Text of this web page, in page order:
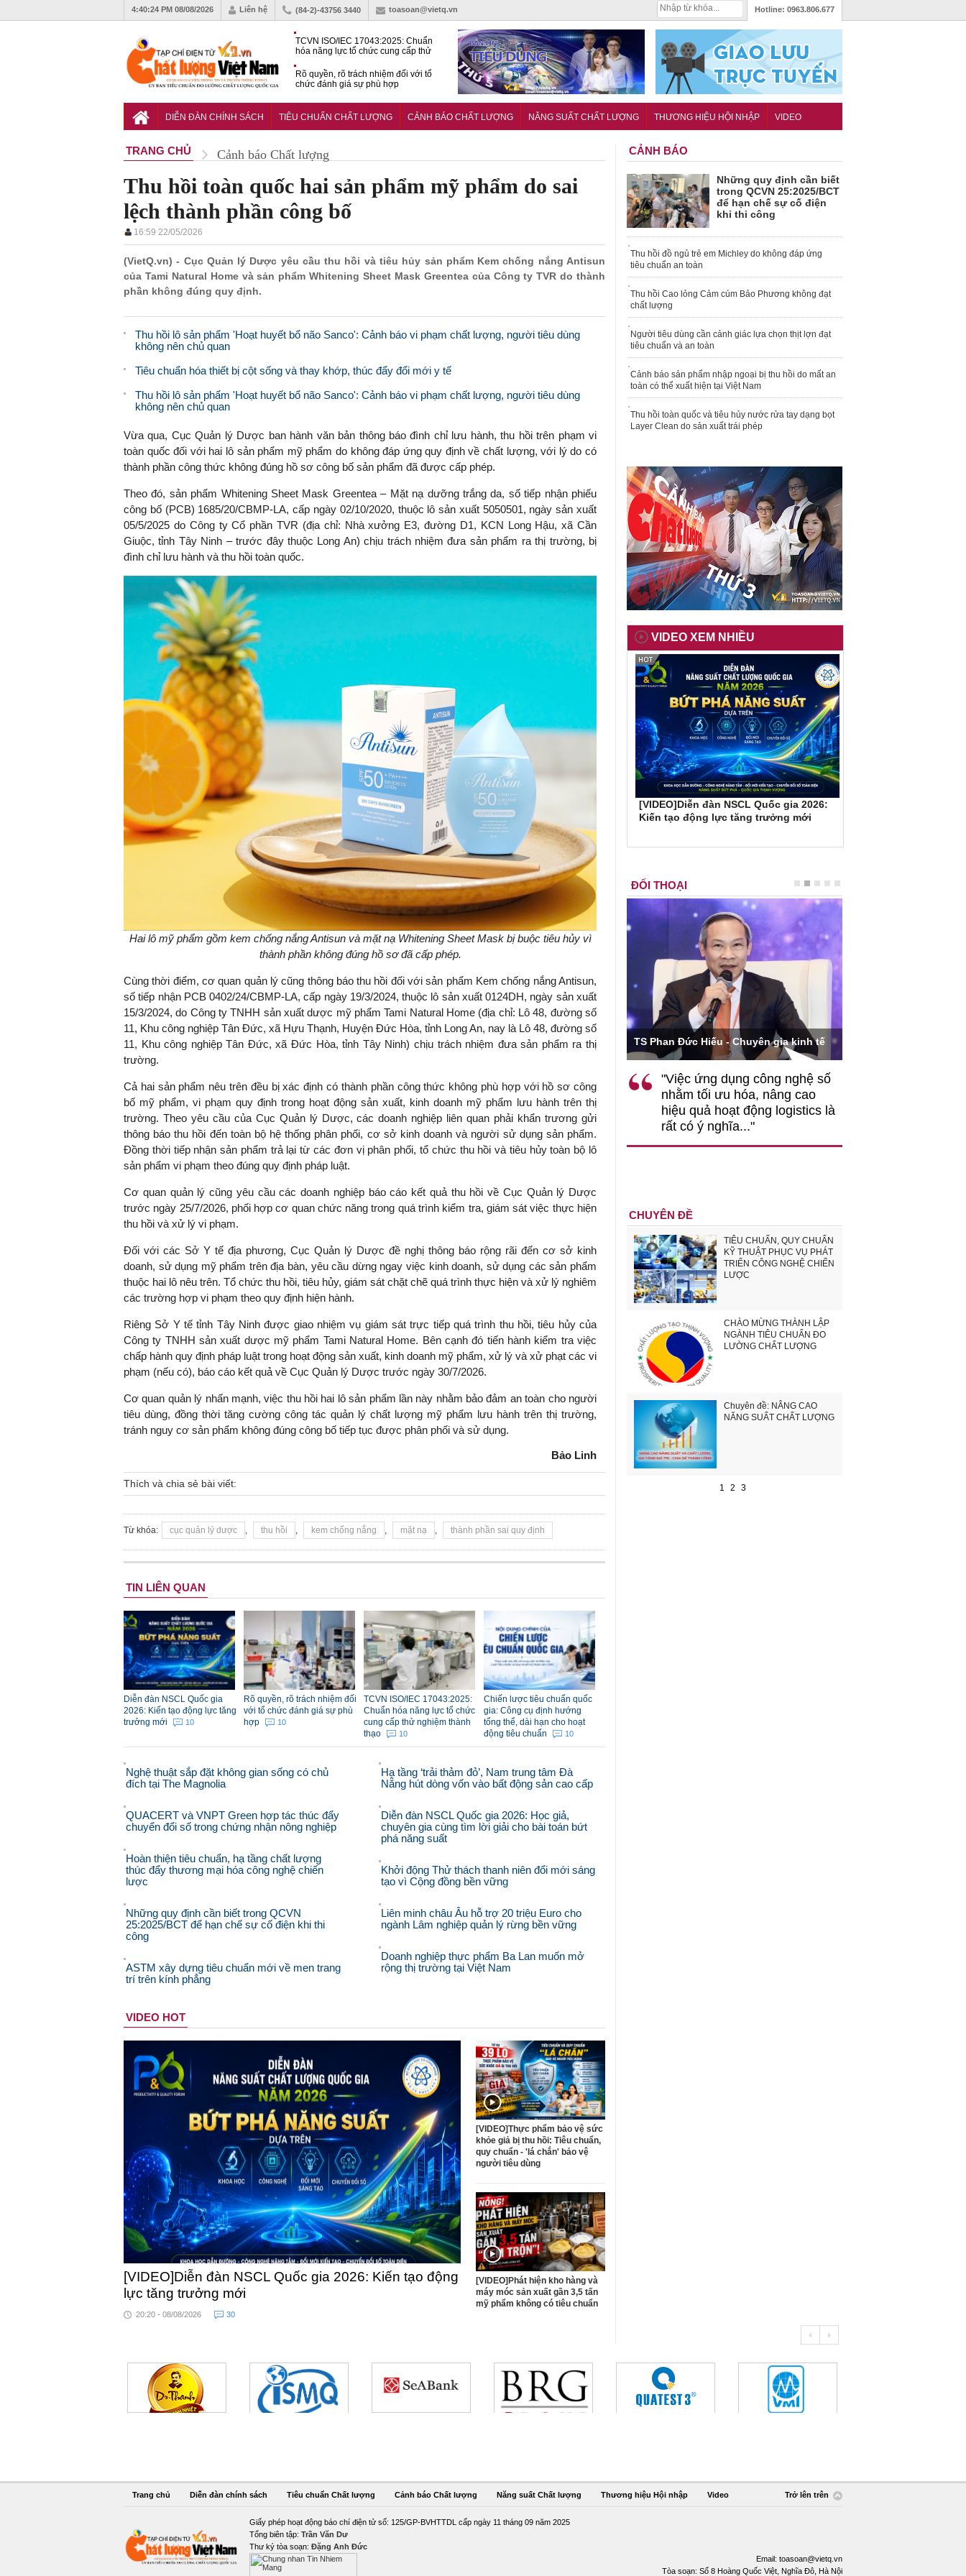
4:40:25 PM 08/08/2026 Liên hệ (84-2)-43756 3440 toasoan@vietq.vn Hotline: 0963.806.677
TCVN ISO/IEC 17043:2025: Chuẩn
hóa năng lực tổ chức cung cấp thử
Rõ quyền, rõ trách nhiệm đối với tổ
chức đánh giá sự phù hợp
Công cụ định hướng tổng thể, dài
DIỄN ĐÀN CHÍNH SÁCH TIÊU CHUẨN CHẤT LƯỢNG CẢNH BÁO CHẤT LƯỢNG NĂNG SUẤT CHẤT LƯỢNG THƯƠNG HIỆU HỘI NHẬP VIDEO
TRANG CHỦ Cảnh báo Chất lượng
Thu hồi toàn quốc hai sản phẩm mỹ phẩm do sai
lệch thành phần công bố
16:59 22/05/2026
(VietQ.vn) - Cục Quản lý Dược yêu cầu thu hồi và tiêu hủy sản phẩm Kem chống nắng Antisun
của Tami Natural Home và sản phẩm Whitening Sheet Mask Greentea của Công ty TVR do thành
phần không đúng quy định.
Thu hồi lô sản phẩm 'Hoạt huyết bổ não Sanco': Cảnh báo vi phạm chất lượng, người tiêu dùng
không nên chủ quan
Tiêu chuẩn hóa thiết bị cột sống và thay khớp, thúc đẩy đổi mới y tế
Thu hồi lô sản phẩm 'Hoạt huyết bổ não Sanco': Cảnh báo vi phạm chất lượng, người tiêu dùng
không nên chủ quan
Vừa qua, Cục Quản lý Dược ban hành văn bản thông báo đình chỉ lưu hành, thu hồi trên phạm vi
toàn quốc đối với hai lô sản phẩm mỹ phẩm do không đáp ứng quy định về chất lượng, với lý do có
thành phần công thức không đúng hồ sơ công bố sản phẩm đã được cấp phép.
Theo đó, sản phẩm Whitening Sheet Mask Greentea – Mặt nạ dưỡng trắng da, số tiếp nhận phiếu
công bố (PCB) 1685/20/CBMP-LA, cấp ngày 02/10/2020, thuộc lô sản xuất 5050501, ngày sản xuất
05/5/2025 do Công ty Cổ phần TVR (địa chỉ: Nhà xưởng E3, đường D1, KCN Long Hậu, xã Cần
Giuộc, tỉnh Tây Ninh – trước đây thuộc Long An) chịu trách nhiệm đưa sản phẩm ra thị trường, bị
đình chỉ lưu hành và thu hồi toàn quốc.
Hai lô mỹ phẩm gồm kem chống nắng Antisun và mặt nạ Whitening Sheet Mask bị buộc tiêu hủy vì
thành phần không đúng hồ sơ đã cấp phép.
Cùng thời điểm, cơ quan quản lý cũng thông báo thu hồi đối với sản phẩm Kem chống nắng Antisun,
số tiếp nhận PCB 0402/24/CBMP-LA, cấp ngày 19/3/2024, thuộc lô sản xuất 0124DH, ngày sản xuất
15/3/2024, do Công ty TNHH sản xuất dược mỹ phẩm Tami Natural Home (địa chỉ: Lô 48, đường số
11, Khu công nghiệp Tân Đức, xã Hựu Thạnh, Huyện Đức Hòa, tỉnh Long An, nay là Lô 48, đường số
11, Khu công nghiệp Tân Đức, xã Đức Hòa, tỉnh Tây Ninh) chịu trách nhiệm đưa sản phẩm ra thị
trường.
Cả hai sản phẩm nêu trên đều bị xác định có thành phần công thức không phù hợp với hồ sơ công
bố mỹ phẩm, vi phạm quy định trong hoạt động sản xuất, kinh doanh mỹ phẩm lưu hành trên thị
trường. Theo yêu cầu của Cục Quản lý Dược, các doanh nghiệp liên quan phải khẩn trương gửi
thông báo thu hồi đến toàn bộ hệ thống phân phối, cơ sở kinh doanh và người sử dụng sản phẩm.
Đồng thời tiếp nhận sản phẩm trả lại từ các đơn vị phân phối, tổ chức thu hồi và tiêu hủy toàn bộ lô
sản phẩm vi phạm theo đúng quy định pháp luật.
Cơ quan quản lý cũng yêu cầu các doanh nghiệp báo cáo kết quả thu hồi về Cục Quản lý Dược
trước ngày 25/7/2026, phối hợp cơ quan chức năng trong quá trình kiểm tra, giám sát việc thực hiện
thu hồi và xử lý vi phạm.
Đối với các Sở Y tế địa phương, Cục Quản lý Dược đề nghị thông báo rộng rãi đến cơ sở kinh
doanh, sử dụng mỹ phẩm trên địa bàn, yêu cầu dừng ngay việc kinh doanh, sử dụng các sản phẩm
thuộc hai lô nêu trên. Tổ chức thu hồi, tiêu hủy, giám sát chặt chẽ quá trình thực hiện và xử lý nghiêm
các trường hợp vi phạm theo quy định hiện hành.
Riêng Sở Y tế tỉnh Tây Ninh được giao nhiệm vụ giám sát trực tiếp quá trình thu hồi, tiêu hủy của
Công ty TNHH sản xuất dược mỹ phẩm Tami Natural Home. Bên cạnh đó tiến hành kiểm tra việc
chấp hành quy định pháp luật trong hoạt động sản xuất, kinh doanh mỹ phẩm, xử lý và xử phạt các vi
phạm (nếu có), báo cáo kết quả về Cục Quản lý Dược trước ngày 30/7/2026.
Cơ quan quản lý nhấn mạnh, việc thu hồi hai lô sản phẩm lần này nhằm bảo đảm an toàn cho người
tiêu dùng, đồng thời tăng cường công tác quản lý chất lượng mỹ phẩm lưu hành trên thị trường,
tránh nguy cơ sản phẩm không đúng công bố tiếp tục được phân phối và sử dụng.
Bảo Linh
Thích và chia sẻ bài viết:
Từ khóa: cục quản lý dược thu hồi kem chống nắng mặt nạ thành phần sai quy định
TIN LIÊN QUAN
Diễn đàn NSCL Quốc gia
2026: Kiến tạo động lực tăng
trưởng mới
10
Rõ quyền, rõ trách nhiệm đối
với tổ chức đánh giá sự phù
hợp
10
TCVN ISO/IEC 17043:2025:
Chuẩn hóa năng lực tổ chức
cung cấp thử nghiệm thành
thạo
10
Chiến lược tiêu chuẩn quốc
gia: Công cụ định hướng
tổng thể, dài hạn cho hoạt
động tiêu chuẩn
10
Nghệ thuật sắp đặt không gian sống có chủ
đích tại The Magnolia
QUACERT và VNPT Green hợp tác thúc đẩy
chuyển đổi số trong chứng nhận nông nghiệp
Hoàn thiện tiêu chuẩn, hạ tầng chất lượng
thúc đẩy thương mại hóa công nghệ chiến
lược
Những quy định cần biết trong QCVN
25:2025/BCT để hạn chế sự cố điện khi thi
công
ASTM xây dựng tiêu chuẩn mới về men trang
trí trên kính phẳng
Hạ tầng ‘trải thảm đỏ’, Nam trung tâm Đà
Nẵng hút dòng vốn vào bất động sản cao cấp
Diễn đàn NSCL Quốc gia 2026: Học giả,
chuyên gia cùng tìm lời giải cho bài toán bứt
phá năng suất
Khởi động Thử thách thanh niên đổi mới sáng
tạo vì Cộng đồng bền vững
Liên minh châu Âu hỗ trợ 20 triệu Euro cho
ngành Lâm nghiệp quản lý rừng bền vững
Doanh nghiệp thực phẩm Ba Lan muốn mở
rộng thị trường tại Việt Nam
VIDEO HOT
[VIDEO]Diễn đàn NSCL Quốc gia 2026: Kiến tạo động
lực tăng trưởng mới
20:20 - 08/08/2026 30
[VIDEO]Thực phẩm bảo vệ sức
khỏe giả bị thu hồi: Tiêu chuẩn,
quy chuẩn - 'lá chắn' bảo vệ
người tiêu dùng
[VIDEO]Phát hiện kho hàng và
máy móc sản xuất gần 3,5 tấn
mỹ phẩm không có tiêu chuẩn
CẢNH BÁO
Những quy định cần biết
trong QCVN 25:2025/BCT
để hạn chế sự cố điện
khi thi công
Thu hồi đồ ngủ trẻ em Michley do không đáp ứng
tiêu chuẩn an toàn
Thu hồi Cao lỏng Cảm cúm Bảo Phương không đạt
chất lượng
Người tiêu dùng cần cảnh giác lựa chọn thịt lợn đạt
tiêu chuẩn và an toàn
Cảnh báo sản phẩm nhập ngoại bị thu hồi do mất an
toàn có thể xuất hiện tại Việt Nam
Thu hồi toàn quốc và tiêu hủy nước rửa tay dạng bọt
Layer Clean do sản xuất trái phép
VIDEO XEM NHIỀU
[VIDEO]Diễn đàn NSCL Quốc gia 2026:
Kiến tạo động lực tăng trưởng mới
ĐỐI THOẠI
TS. Nguyễn Đức Độ - Phó Viện trưởng
Viện Kinh tế Tài chính
"Có rất nhiều việc phải làm
ngay từ bây giờ và trên thực tế
đang được tiến hành như tăng
đầu tư cho khoa học công
nghệ; ban hành các cơ chế
khuyến khích đổi mới sáng tạo,
khởi nghiệp..."
Việc sử dụng hiệu quả chính
sách tài khóa không chỉ mang ý
nghĩa hỗ trợ ngắn hạn mà còn
đóng vai trò tạo nền tảng cho
tăng trưởng bền vững dài hạn.
TS Phan Đức Hiếu - Chuyên gia kinh tế
"Việc ứng dụng công nghệ số
nhằm tối ưu hóa, nâng cao
hiệu quả hoạt động logistics là
rất có ý nghĩa..."
CHUYÊN ĐỀ
TIÊU CHUẨN, QUY CHUẨN
KỸ THUẬT PHỤC VỤ PHÁT
TRIỂN CÔNG NGHỆ CHIẾN
LƯỢC
CHÀO MỪNG THÀNH LẬP
NGÀNH TIÊU CHUẨN ĐO
LƯỜNG CHẤT LƯỢNG
Chuyên đề: NÂNG CAO
NĂNG SUẤT CHẤT LƯỢNG
1 2 3
Trang chủ Diễn đàn chính sách Tiêu chuẩn Chất lượng Cảnh báo Chất lượng Năng suất Chất lượng Thương hiệu Hội nhập Video Trở lên trên
Giấy phép hoạt động báo chí điện tử số: 125/GP-BVHTTDL cấp ngày 11 tháng 09 năm 2025
Tổng biên tập: Trần Văn Dư
Thư ký tòa soạn: Đặng Anh Đức
Email: toasoan@vietq.vn
Tòa soạn: Số 8 Hoàng Quốc Việt, Nghĩa Đô, Hà Nội